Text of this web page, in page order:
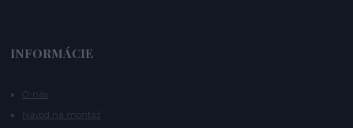
INFORMÁCIE
O nás
Návod na montáž